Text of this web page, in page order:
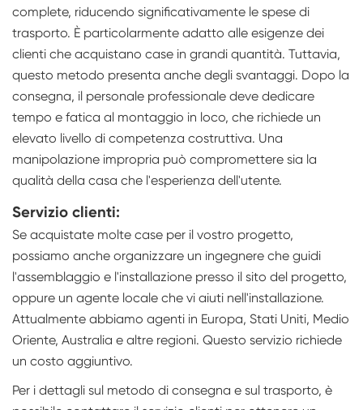
complete, riducendo significativamente le spese di
trasporto. È particolarmente adatto alle esigenze dei
clienti che acquistano case in grandi quantità. Tuttavia,
questo metodo presenta anche degli svantaggi. Dopo la
consegna, il personale professionale deve dedicare
tempo e fatica al montaggio in loco, che richiede un
elevato livello di competenza costruttiva. Una
manipolazione impropria può compromettere sia la
qualità della casa che l'esperienza dell'utente.
Servizio clienti:
Se acquistate molte case per il vostro progetto,
possiamo anche organizzare un ingegnere che guidi
l'assemblaggio e l'installazione presso il sito del progetto,
oppure un agente locale che vi aiuti nell'installazione.
Attualmente abbiamo agenti in Europa, Stati Uniti, Medio
Oriente, Australia e altre regioni. Questo servizio richiede
un costo aggiuntivo.
Per i dettagli sul metodo di consegna e sul trasporto, è